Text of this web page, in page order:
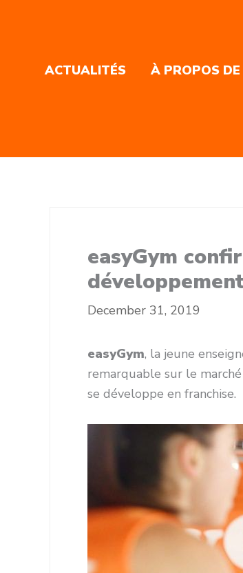
ACTUALITÉS À PROPOS
easyGym
December 31, 2019
easyGym, la jeune
remarquable sur le
se développe en franchise.